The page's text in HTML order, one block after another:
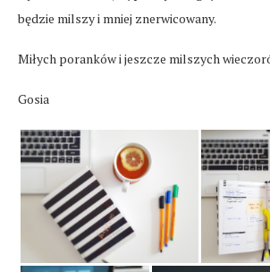
będzie milszy i mniej znerwicowany.
Miłych poranków i jeszcze milszych
Gosia